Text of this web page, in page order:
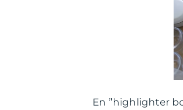
En ”highlighter